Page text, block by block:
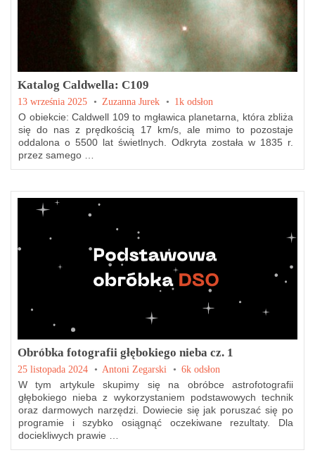
Katalog Caldwella: C109
Posted on
13 września 2025 by Zuzanna Jurek 1k odsłon
O obiekcie: Caldwell 109 to mgławica planetarna, która zbliża
się do nas z prędkością 17 km/s, ale mimo to pozostaje
oddalona o 5500 lat świetlnych. Odkryta została w 1835 r.
przez samego …
Obróbka fotografii głębokiego nieba cz. 1
Posted on
25 listopada 2024 by Antoni Zegarski 6k odsłon
W tym artykule skupimy się na obróbce astrofotografii
głębokiego nieba z wykorzystaniem podstawowych technik
oraz darmowych narzędzi. Dowiecie się jak poruszać się po
programie i szybko osiągnąć oczekiwane rezultaty. Dla
dociekliwych prawie …